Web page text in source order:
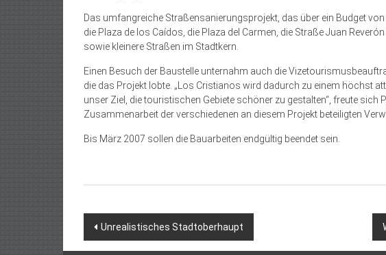
Das umfangreiche Straßensanierungsprojekt, das über ein Budget
die Plaza de los Caídos, die Plaza del Carmen, die Straße Juan
sowie kleinere Straßen im Stadtkern.
Einen Besuch der Baustelle unternahm auch die
die das Projekt lobte. „Los Cristianos wird dadurch zu einem höchst
unser Ziel, die touristischen Gebiete schöner zu gestalten“, freute sich
Zusammenarbeit der verschiedenen an diesem Projekt beteiligten
Bis März 2007 sollen die Bauarbeiten endgültig beendet sein.
Beitragsnavigation
Unrealistisches Stadtoberhaupt